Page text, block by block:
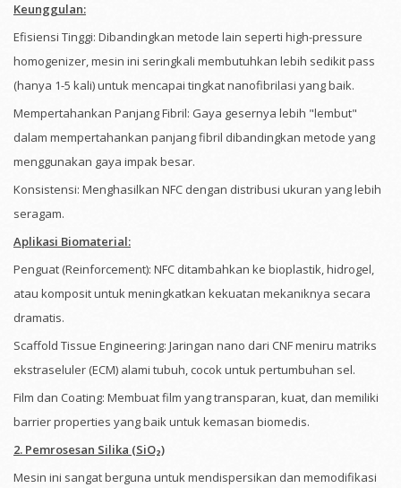
Keunggulan:
Efisiensi Tinggi: Dibandingkan metode lain seperti high-pressure
homogenizer, mesin ini seringkali membutuhkan lebih sedikit pass
(hanya 1-5 kali) untuk mencapai tingkat nanofibrilasi yang baik.
Mempertahankan Panjang Fibril: Gaya gesernya lebih "lembut"
dalam mempertahankan panjang fibril dibandingkan metode yang
menggunakan gaya impak besar.
Konsistensi: Menghasilkan NFC dengan distribusi ukuran yang lebih
seragam.
Aplikasi Biomaterial:
Penguat (Reinforcement): NFC ditambahkan ke bioplastik, hidrogel,
atau komposit untuk meningkatkan kekuatan mekaniknya secara
dramatis.
Scaffold Tissue Engineering: Jaringan nano dari CNF meniru matriks
ekstraseluler (ECM) alami tubuh, cocok untuk pertumbuhan sel.
Film dan Coating: Membuat film yang transparan, kuat, dan memiliki
barrier properties yang baik untuk kemasan biomedis.
2. Pemrosesan Silika (SiO₂)
Mesin ini sangat berguna untuk mendispersikan dan memodifikasi